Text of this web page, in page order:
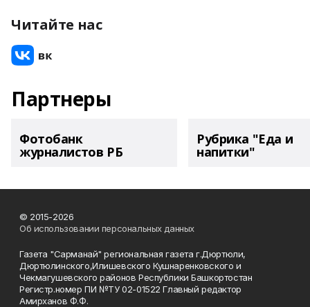
Читайте нас
Партнеры
Фотобанк
журналистов РБ
Рубрика "Еда и
напитки"
© 2015-2026
Об использовании персональных данных
Газета "Сарманай" региональная газета г.Дюртюли,
Дюртюлинского,Илишевского Кушнаренковского и
Чекмагушевского районов Республики Башкортостан
Регистр.номер ПИ №ТУ 02-01522 Главный редактор
Амирханов Ф.Ф.